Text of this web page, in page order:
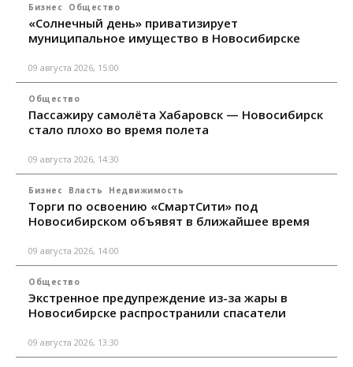
Бизнес Общество
«Солнечный день» приватизирует
муниципальное имущество в Новосибирске
09 августа 2026, 15:00
Общество
Пассажиру самолёта Хабаровск — Новосибирск
стало плохо во время полета
09 августа 2026, 14:30
Бизнес Власть Недвижимость
Торги по освоению «СмартСити» под
Новосибирском объявят в ближайшее время
09 августа 2026, 14:00
Общество
Экстренное предупреждение из-за жары в
Новосибирске распространили спасатели
09 августа 2026, 13:30